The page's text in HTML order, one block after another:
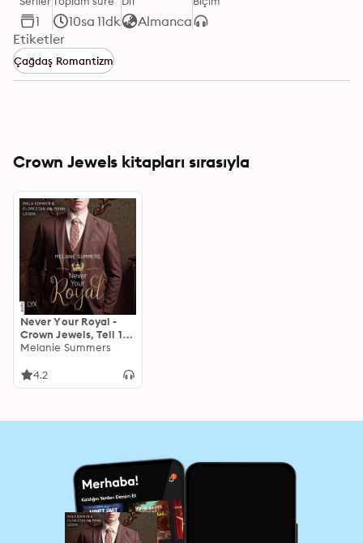
1 10sa 11dk Almanca
Etiketler
Çağdaş Romantizm
Crown Jewels kitapları sırasıyla
Never Your Royal -
Crown Jewels, Teil 1
(Ungekürzt)
Melanie Summers
4.2